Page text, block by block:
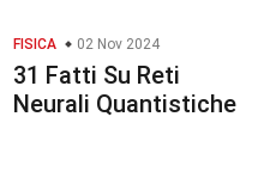
FISICA 02 Nov 2024
31 Fatti Su Reti
Neurali Quantistiche